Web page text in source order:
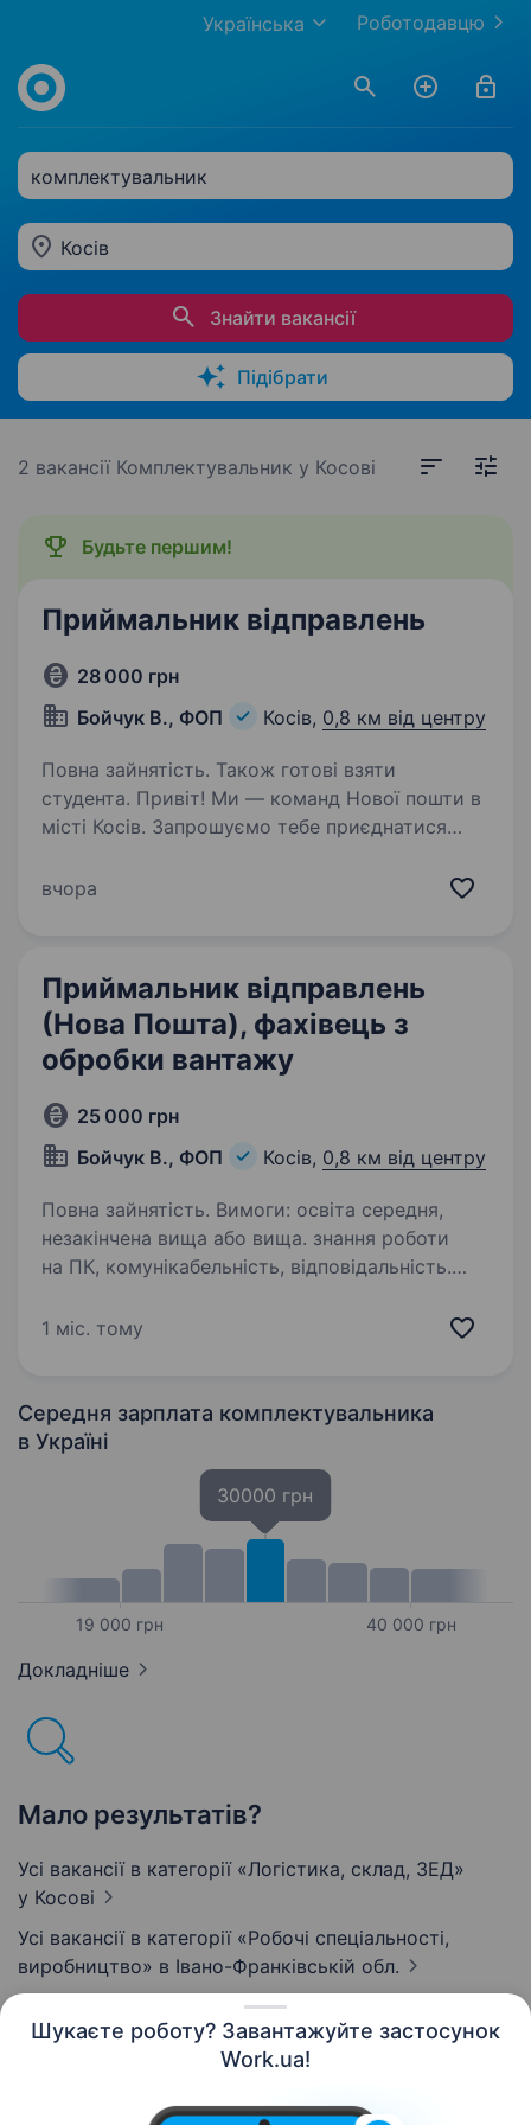
Шукаєте роботу? Завантажуйте застосунок
Work.ua!
Роботодавцю
Українська
комплектувальник
Косів
Знайти вакансії
Підібрати
2 вакансії Комплектувальник у Косові
Будьте першим!
Приймальник відправлень
28 000 грн
Бойчук В., ФОП
Косів, 0,8 км від центру
Повна зайнятість. Також готові взяти
студента. Привіт! Ми — команд Нової пошти в
місті Косів. Запрошуємо тебе приєднатися
Оператора поштового відділення. Що ти будеш
вчора
Приймальник відправлень
(Нова Пошта), фахівець з
обробки вантажу
25 000 грн
Бойчук В., ФОП
Косів, 0,8 км від центру
Повна зайнятість. Вимоги: освіта середня,
незакінчена вища або вища. знання роботи
на ПК, комунікабельність, відповідальність.
відділенні Нової Пошти в м. Косів.
1 міс. тому
Середня зарплата комплектувальника
в Україні
19 000 грн
30000 грн
40 000 грн
Докладніше
Мало результатів?
Усі вакансії в категорії «Логістика, склад, ЗЕД»
у Косові
Усі вакансії в категорії «Робочі спеціальності,
виробництво» в Івано-Франківській обл.